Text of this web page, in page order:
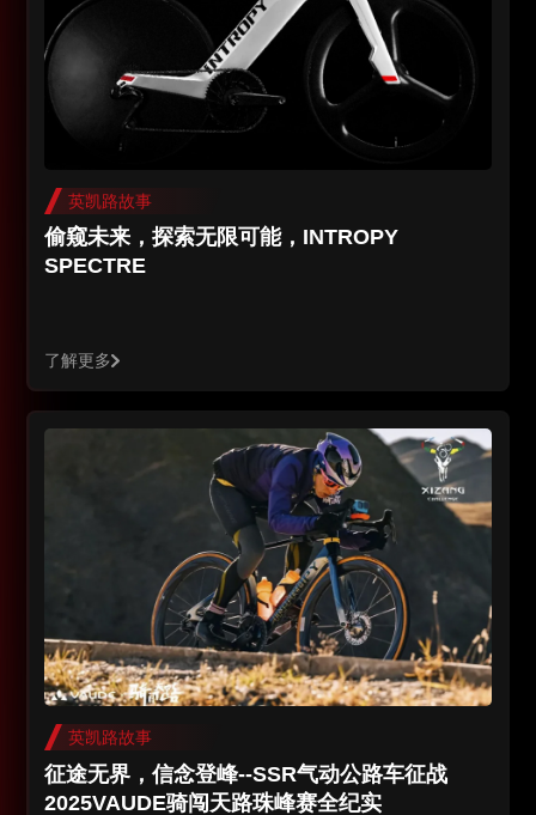
英凯路故事
偷窥未来，探索无限可能，INTROPY
SPECTRE
了解更多
英凯路故事
征途无界，信念登峰--SSR气动公路车征战
2025VAUDE骑闯天路珠峰赛全纪实